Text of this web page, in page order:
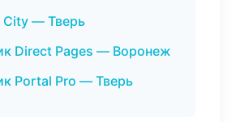
City — Тверь
Direct Pages — Воронеж
Portal Pro — Тверь